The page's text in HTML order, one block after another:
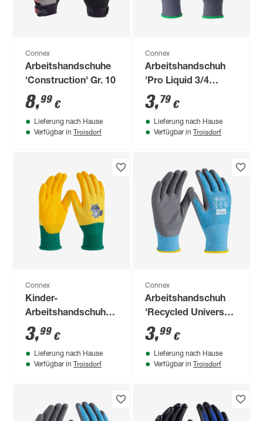
Connex
Arbeitshandschuhe
'Construction' Gr. 10
8,99 €
Lieferung nach Hause
Verfügbar in Troisdorf
Connex
Arbeitshandschuh
'Pro Liquid 3/4
Coating' grau/blau
Größe 8/M
3,79 €
Lieferung nach Hause
Verfügbar in Troisdorf
Connex
Kinder-
Arbeitshandschuh
gelb Größe 3
3,99 €
Lieferung nach Hause
Verfügbar in Troisdorf
Connex
Arbeitshandschuh
'Recycled Universal'
blau/grau Größe
10/XL
3,99 €
Lieferung nach Hause
Verfügbar in Troisdorf